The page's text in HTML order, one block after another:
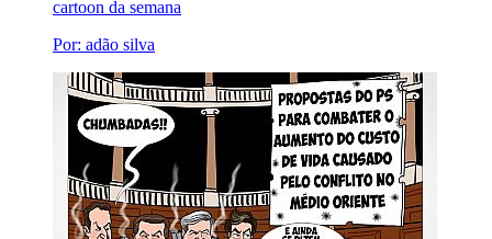
cartoon da semana
Por: adão silva